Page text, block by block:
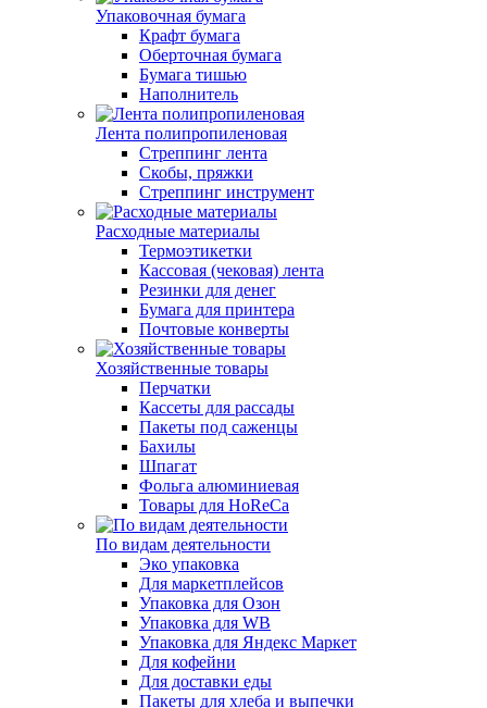
Упаковочная бумага
Крафт бумага
Оберточная бумага
Бумага тишью
Наполнитель
Лента полипропиленовая
Стреппинг лента
Скобы, пряжки
Стреппинг инструмент
Расходные материалы
Термоэтикетки
Кассовая (чековая) лента
Резинки для денег
Бумага для принтера
Почтовые конверты
Хозяйственные товары
Перчатки
Кассеты для рассады
Пакеты под саженцы
Бахилы
Шпагат
Фольга алюминиевая
Товары для HoReCa
По видам деятельности
Эко упаковка
Для маркетплейсов
Упаковка для Озон
Упаковка для WB
Упаковка для Яндекс Маркет
Для кофейни
Для доставки еды
Пакеты для хлеба и выпечки